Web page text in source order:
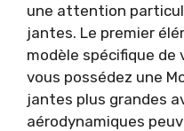
une attention
jantes. Le premier
modèle spécifique de
vous possédez une
jantes plus grandes
aérodynamiques